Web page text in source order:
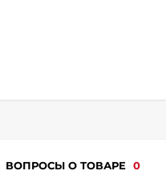
ВОПРОСЫ О ТОВАРЕ 0